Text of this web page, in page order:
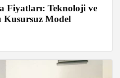
Fiyatları: Teknoloji ve
Kusursuz Model